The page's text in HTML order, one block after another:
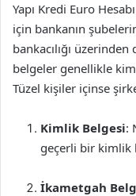
Yapı Kredi Euro
için bankanın
bankacılığı
belgeler genellikle
Tüzel kişiler içinse
Kimlik Belgesi:
geçerli bir kimlik
İkametgah